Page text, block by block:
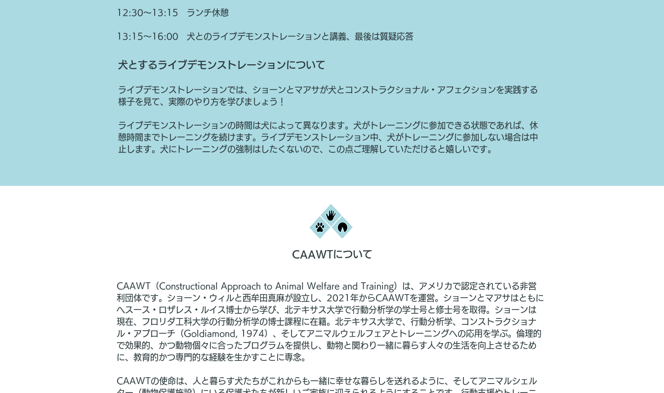
12:30〜13:15 ランチ休憩
13:15〜16:00 犬とのライブデモンストレーションと講義、最後は質疑応答
犬とするライブデモンストレーションについて
ライブデモンストレーションでは、ショーンとマアサが犬とコンストラクショナル・アフェクションを実践する
様子を見て、実際のやり方を学びましょう！
ライブデモンストレーションの時間は犬によって異なります。犬がトレーニングに参加できる状態であれば、休
憩時間までトレーニングを続けます。ライブデモンストレーション中、犬がトレーニングに参加しない場合は中
止します。犬にトレーニングの強制はしたくないので、この点ご理解していただけると嬉しいです。
CAAWTについて
CAAWT（Constructional Approach to Animal Welfare and Training）は、アメリカで認定されている非営
利団体です。ショーン・ウィルと西牟田真麻が設立し、2021年からCAAWTを運営。ショーンとマアサはともに
ヘスース・ロザレス・ルイス博士から学び、北テキサス大学で行動分析学の学士号と修士号を取得。ショーンは
現在、フロリダ工科大学の行動分析学の博士課程に在籍。北テキサス大学で、行動分析学、コンストラクショナ
ル・アプローチ（Goldiamond, 1974）、そしてアニマルウェルフェアとトレーニングへの応用を学ぶ。倫理的
で効果的、かつ動物個々に合ったプログラムを提供し、動物と関わり一緒に暮らす人々の生活を向上させるため
に、教育的かつ専門的な経験を生かすことに専念。
CAAWTの使命は、人と暮らす犬たちがこれからも一緒に幸せな暮らしを送れるように、そしてアニマルシェル